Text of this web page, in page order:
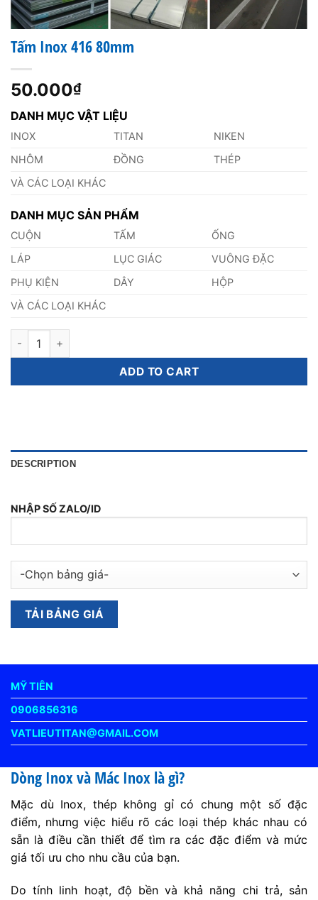
Tấm Inox 416 80mm
50.000₫
DANH MỤC VẬT LIỆU
INOX TITAN
NIKEN
NHÔM
ĐỒNG
THÉP
VÀ CÁC LOẠI KHÁC
DANH MỤC SẢN PHẨM
CUỘN TẤM
ỐNG
LÁP
LỤC GIÁC
VUÔNG ĐẶC
PHỤ KIỆN
DÂY
HỘP
VÀ CÁC LOẠI KHÁC
Tấm Inox 416 80mm quantity
ADD TO CART
DESCRIPTION
NHẬP SỐ ZALO/ID
MỸ TIÊN
0906856316
VATLIEUTITAN@GMAIL.COM
Dòng Inox và Mác Inox là gì?
Mặc dù Inox, thép không gỉ có chung một số đặc
điểm, nhưng việc hiểu rõ các loại thép khác nhau có
sẵn là điều cần thiết để tìm ra các đặc điểm và mức
giá tối ưu cho nhu cầu của bạn.
Do tính linh hoạt, độ bền và khả năng chi trả, sản